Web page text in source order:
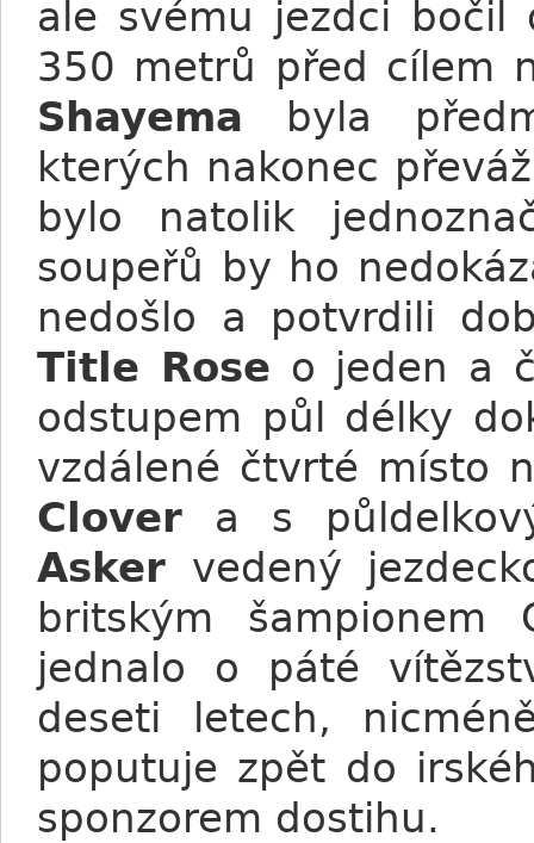
ale svému jezdci bočil
350 metrů před cílem
Shayema byla
kterých nakonec
bylo natolik
soupeřů by ho
nedošlo a potvrdili
Title Rose o jeden a
odstupem půl délky
vzdálené čtvrté místo
Clover a s
Asker vedený
britským šampionem
jednalo o páté
deseti letech,
poputuje zpět do
sponzorem dostihu.